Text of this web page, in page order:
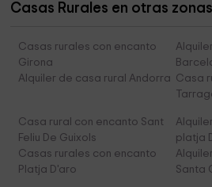
Casas Rurales en otras
Casas rurales con encanto
Girona
Alquiler de casa rural Andorra Casa
Casa rural con encanto Sant
Feliu De Guixols
platja
Casas rurales con encanto
Platja D'aro
Santa